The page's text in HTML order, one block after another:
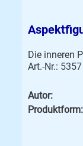
Die inneren
Art.-Nr.: 5357
Autor:
Produktform: